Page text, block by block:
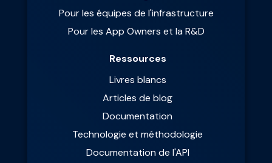
Pour les équipes de l'infrastructure
Pour les App Owners et la R&D
Ressources
Livres blancs
Articles de blog
Documentation
Technologie et méthodologie
Documentation de l'API